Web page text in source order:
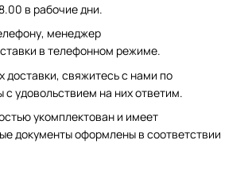
в рабочие дни.
менеджер
в телефонном режиме.
доставки, свяжитесь с нами по
на них ответим.
укомплектован и имеет
документы оформлены в соответствии